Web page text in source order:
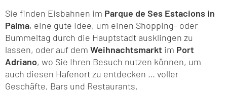
Sie finden Eisbahnen im Parque de Ses Estacions in
Palma, eine gute Idee, um einen Shopping- oder
Bummeltag durch die Hauptstadt ausklingen zu
lassen, oder auf dem Weihnachtsmarkt im Port
Adriano, wo Sie Ihren Besuch nutzen können, um
auch diesen Hafenort zu entdecken … voller
Geschäfte, Bars und Restaurants.